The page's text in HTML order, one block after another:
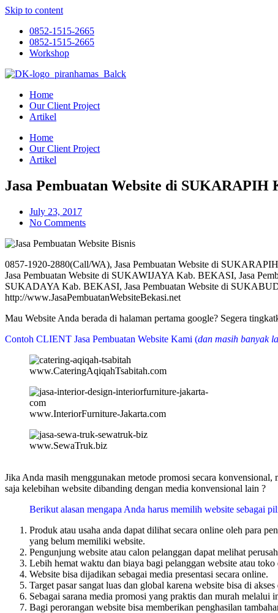
Skip to content
0852-1515-2665
0852-1515-2665
Workshop
Home
Our Client Project
Artikel
Home
Our Client Project
Artikel
Jasa Pembuatan Website di SUKARAPIH
July 23, 2017
No Comments
0857-1920-2880(Call/WA), Jasa Pembuatan Website di
Jasa Pembuatan Website di SUKAWIJAYA Kab. BEKASI, Jasa
SUKADAYA Kab. BEKASI, Jasa Pembuatan Website di
http://www.JasaPembuatanWebsiteBekasi.net
Mau Website Anda berada di halaman pertama google? Segera
Contoh CLIENT Jasa Pembuatan Website Kami (dan masih banyak
www.CateringAqiqahTsabitah.com
www.InteriorFurniture-Jakarta.com
www.SewaTruk.biz
Jika Anda masih menggunakan metode promosi secara
saja kelebihan website dibanding dengan media konvensional lain ?
Berikut alasan mengapa Anda harus memilih website sebagai
Produk atau usaha anda dapat dilihat secara online oleh para
yang belum memiliki website.
Pengunjung website atau calon pelanggan dapat melihat
Lebih hemat waktu dan biaya bagi pelanggan website atau
Website bisa dijadikan sebagai media presentasi secara online.
Target pasar sangat luas dan global karena website bisa di
Sebagai sarana media promosi yang praktis dan murah melalui
Bagi perorangan website bisa memberikan penghasilan